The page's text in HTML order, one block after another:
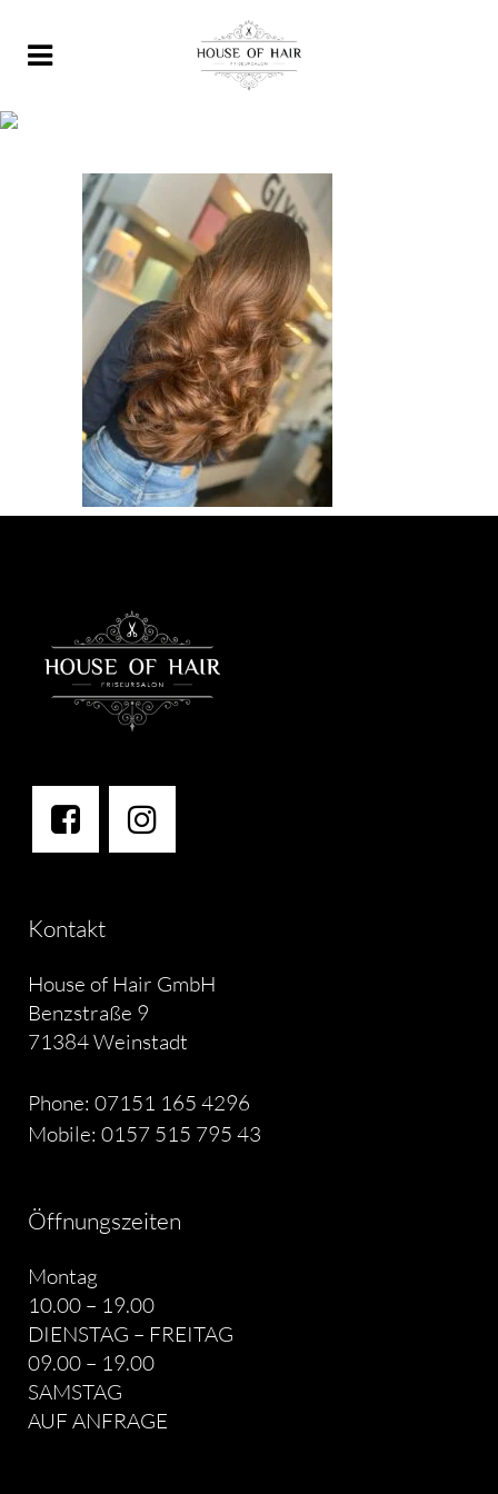
Kontakt
House of Hair GmbH
Benzstraße 9
71384 Weinstadt
Phone: 07151 165 4296
Mobile: 0157 515 795 43
Öffnungszeiten
Montag
10.00 – 19.00
DIENSTAG – FREITAG
09.00 – 19.00
SAMSTAG
AUF ANFRAGE